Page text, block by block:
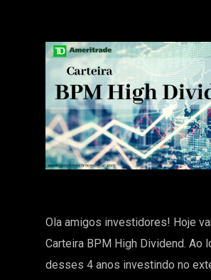
Ola amigos investidores! Hoje
Carteira BPM High Dividend. Ao
desses 4 anos investindo no